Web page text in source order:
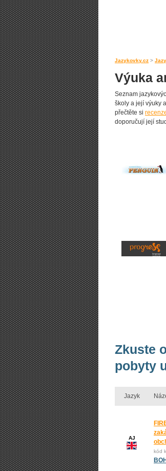
Jazykovky.cz >
Výuka
Seznam
školy a její výuky
přečtěte si
doporučují její
Zkuste
pobyty
Jazyk
AJ
kód